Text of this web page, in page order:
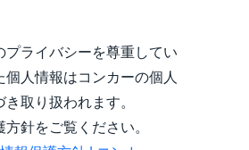
プライバシーを尊重してい
個人情報はコンカーの個人
取り扱われます。
針をご覧ください。